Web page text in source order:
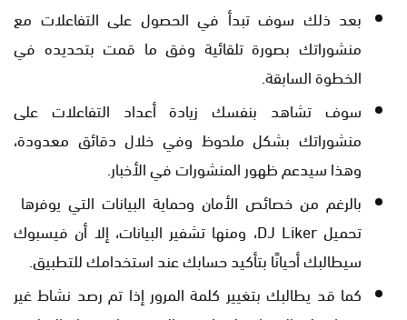
بعد ذلك سوف تبدأ في الحصول على التفاعلات مع
منشوراتك بصورة تلقائية وفق ما قمت بتحديده في
الخطوة السابقة.
سوف تشاهد بنفسك زيادة أعداد التفاعلات على
منشوراتك بشكل ملحوظ وفي خلال دقائق معدودة،
وهذا سيدعم ظهور المنشورات في الأخبار.
بالرغم من خصائص الأمان وحماية البيانات التي يوفرها
تحميل DJ Liker، ومنها تشفير البيانات، إلا أن فيسبوك
سيطالبك أحيانًا بتأكيد حسابك عند استخدامك للتطبيق.
كما قد يطالبك بتغيير كلمة المرور إذا تم رصد نشاط غير